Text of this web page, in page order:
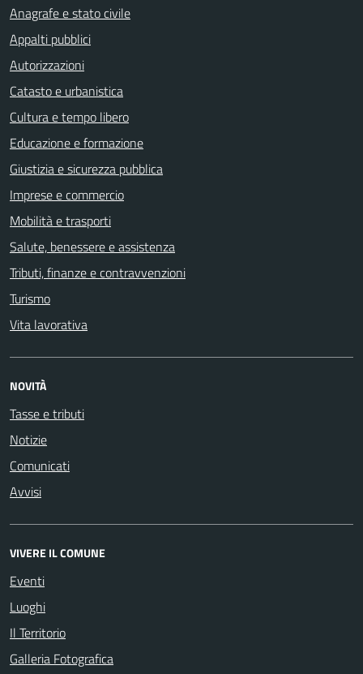
Anagrafe e stato civile
Appalti pubblici
Autorizzazioni
Catasto e urbanistica
Cultura e tempo libero
Educazione e formazione
Giustizia e sicurezza pubblica
Imprese e commercio
Mobilità e trasporti
Salute, benessere e assistenza
Tributi, finanze e contravvenzioni
Turismo
Vita lavorativa
NOVITÀ
Tasse e tributi
Notizie
Comunicati
Avvisi
VIVERE IL COMUNE
Eventi
Luoghi
Il Territorio
Galleria Fotografica